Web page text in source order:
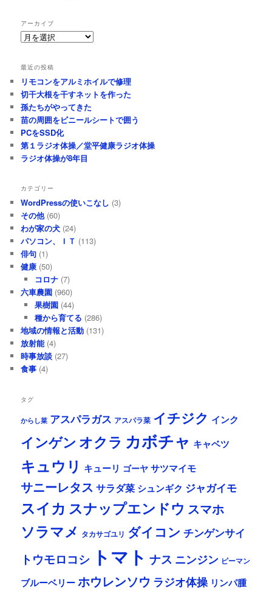
アーカイブ
ア
イ
ブ
最近の投稿
リモコンをアルミホイルで修理
切干大根を干すネットを作った
孫たちがやってきた
苗の周囲をビニールシートで囲う
PCをSSD化
第１ラジオ体操／堂平健康ラジオ体操
ラジオ体操が8年目
カテゴリー
WordPressの使いこなし (3)
その他(60)
わが家の犬 (24)
パソコン、ＩＴ (113)
俳句 (1)
健康 (50)
コロナ(7)
六車農園 (960)
果樹園(44)
種から育てる (286)
地域の情報と活動 (131)
放射能(4)
時事放談 (27)
食事 (4)
タグ
からし菜 アスパラガス アスパラ菜 イチジク インク
インゲン オクラ カボチャ キャベツ
キュウリ キューリ ゴーヤ サツマイモ
サニーレタス サラダ菜 シュンギク ジャガイモ
スイカ スナップエンドウ スマホ
ソラマメ タカサゴユリ ダイコン チンゲンサイ
トウモロコシ トマト ナス ニンジン ピーマン
ブルーベリー ホウレンソウ ラジオ体操 リンパ腫